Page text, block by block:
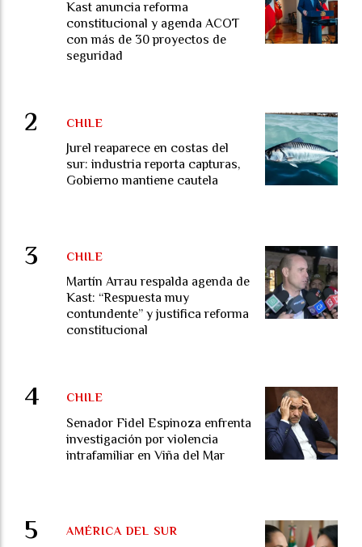
Kast anuncia reforma
constitucional y agenda ACOT
con más de 30 proyectos de
seguridad
Jurel reaparece en costas del
sur: industria reporta capturas,
Gobierno mantiene cautela
CHILE
Martín Arrau respalda agenda de
Kast: “Respuesta muy
contundente” y justifica reforma
constitucional
CHILE
Senador Fidel Espinoza enfrenta
investigación por violencia
intrafamiliar en Viña del Mar
CHILE
AMÉRICA DEL SUR